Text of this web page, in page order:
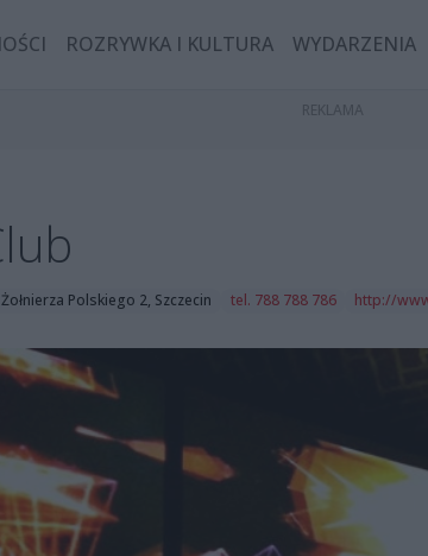
ROZRYWKA I KULTURA WYDARZENIA
Polskiego 2, Szczecin tel. 788 788 786 http://